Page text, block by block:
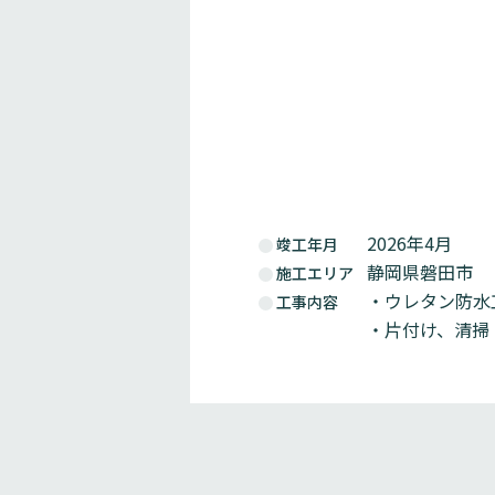
竣工年月 2026年4月
施工エリア 静岡県磐田市
工事内容
・ウレタン防
・片付け、清掃